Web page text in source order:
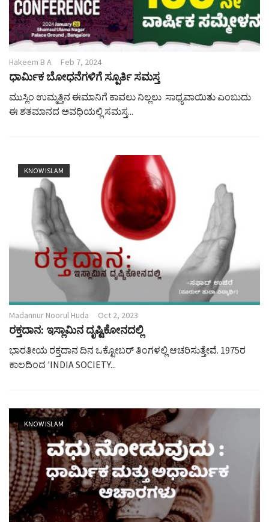
Hakeem B A Feb 7, 2024
ಧಾರ್ಮಿಕ ಬೋಧನೆಗಳಿಗೆ ಸ್ಪೂರ್ತಿ ಸಮಸ್ತ
ಮುಸ್ಲಿಂ ಉಮ್ಮತ್ತಿನ ಈಮಾನಿಗೆ ಕಾವಲು ನಿಲ್ಲಲು ಸಾಧ್ಯವಾಯಿತು ಎಂಬುದು
ಈ ಶತಮಾನದ ಅವಧಿಯಲ್ಲಿ ಸಮಸ್ತ...
KNOW ISLAM
Madannur Noorul Huda Oct 2, 2023
ರಕ್ತದಾನ: ಇಸ್ಲಾಮಿನ ದೃಷ್ಟಿಕೋನದಲ್ಲಿ
ಭಾರತೀಯ ರಕ್ತದಾನ ದಿನ ಒಕ್ಟೋಬರ್ ತಿಂಗಳಲ್ಲಿ ಆಚರಿಸುತ್ತೇವೆ. 1975ರ
ಕಾಲದಿಂದ 'INDIA SOCIETY...
KNOW ISLAM